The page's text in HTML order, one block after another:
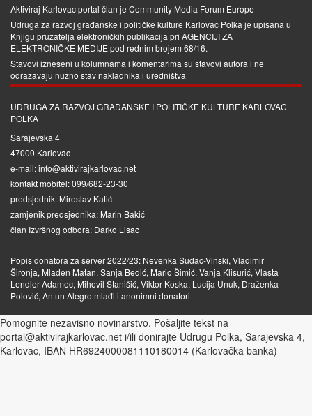
Aktiviraj Karlovac portal član je Community Media Forum Europe
Udruga za razvoj građanske i političke kulture Karlovac Polka je upisana u
Knjigu pružatelja elektroničkih publikacija pri AGENCIJI ZA
ELEKTRONIČKE MEDIJEpod rednim brojem 68/16.
Stavovi izneseni u kolumnama i komentarima su stavovi autora i ne
odražavaju nužno stav nakladnika i uredništva
UDRUGA ZA RAZVOJ GRAĐANSKE I POLITIČKE KULTURE KARLOVAC
POLKA
Sarajevska 4
47000 Karlovac
e-mail: info@aktivirajkarlovac.net
kontakt mobitel: 099/682-23-30
predsjednik: Miroslav Katić
zamjenik predsjednika: Marin Bakić
član Izvršnog odbora: Darko Lisac
Popis donatora za server 2022/23: Nevenka Sudac-Vinski, Vladimir
Šironja, Mladen Matan, Sanja Bedić, Mario Šimić, Vanja Klisurić, Vlasta
Lendler-Adamec, Mihovil Stanišić, Viktor Koska, Lucija Unuk, Draženka
Polović, Antun Alegro mlađi i anonimni donatori
Pomognite nezavisno novinarstvo. Pošaljite tekst na
portal@aktivirajkarlovac.net i/ili donirajte Udrugu Polka, Sarajevska 4,
Karlovac, IBAN HR6924000081110180014 (Karlovačka banka)